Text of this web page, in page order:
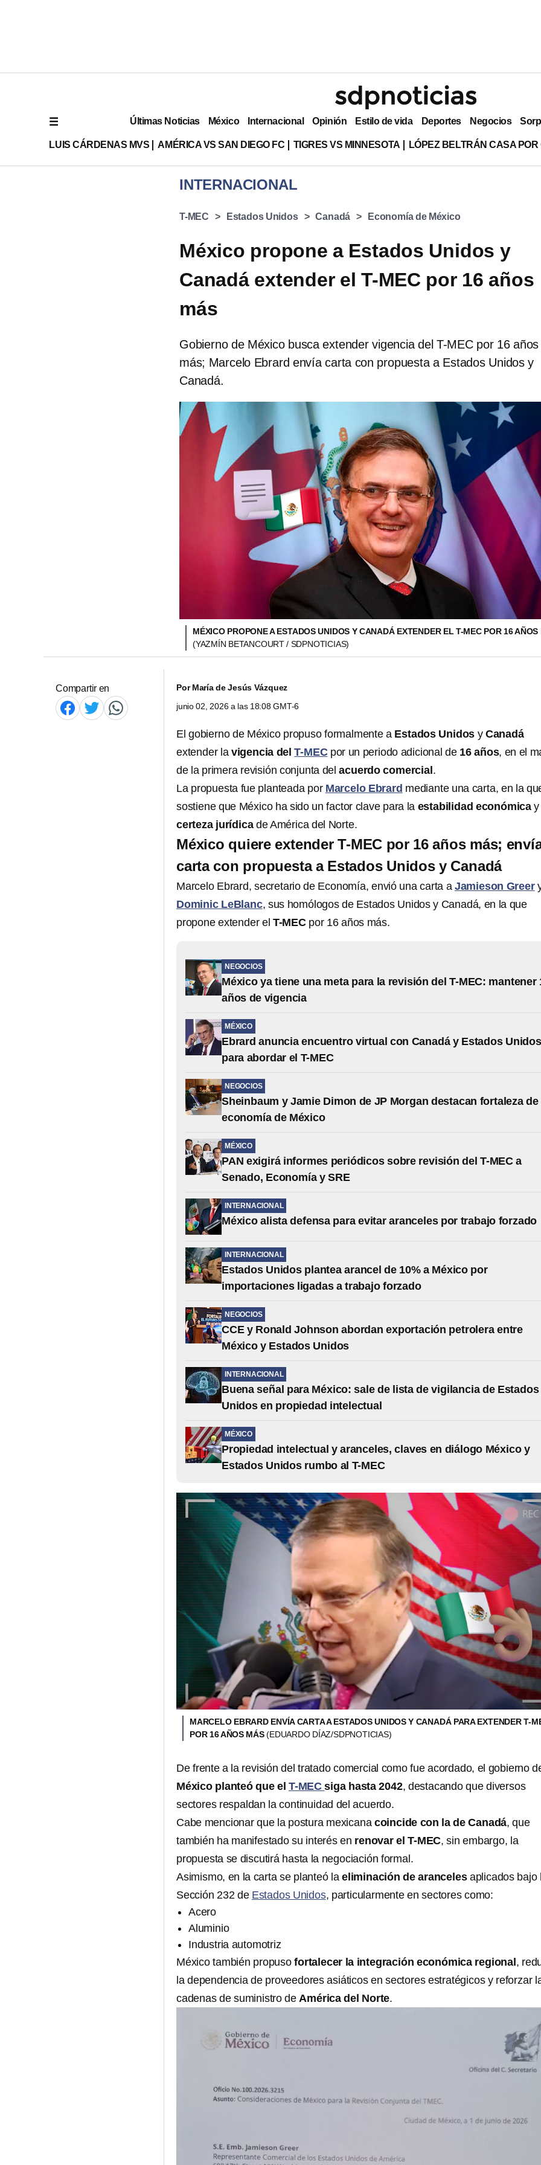
Últimas Noticias México Internacional Opinión Estilo de vida Deportes Negocios
LUIS CÁRDENAS MVS AMÉRICA VS SAN DIEGO FC TIGRES VS MINNESOTA LÓPEZ BELTRÁN CASA
INTERNACIONAL
T-MEC Estados Unidos Canadá Economía de México
México propone a Estados Unidos y
Canadá extender el T-MEC por 16 años
más
Gobierno de México busca extender vigencia del T-MEC por 16 años
más; Marcelo Ebrard envía carta con propuesta a Estados Unidos y
Canadá.
MÉXICO PROPONE A ESTADOS UNIDOS Y CANADÁ EXTENDER EL T-MEC POR 16 AÑOS
(YAZMÍN BETANCOURT / SDPNOTICIAS)
Compartir en PorMaría de Jesús Vázquez
junio 02, 2026 a las 18:08 GMT-6
El gobierno de México propuso formalmente a Estados Unidos y Canadá
extender la vigencia delT-MEC por un periodo adicional de 16 años, en el
de la primera revisión conjunta delacuerdo comercial .
La propuesta fue planteada por Marcelo Ebrard mediante una carta, en la
sostiene que México ha sido un factor clave para la estabilidad económica
certeza jurídicade América del Norte.
México quiere extender T-MEC por 16 años más;
carta con propuesta a Estados Unidos y Canadá
Marcelo Ebrard, secretario de Economía, envió una carta a Jamieson Greer
Dominic LeBlanc, sus homólogos de Estados Unidos y Canadá, en la que
propone extender el T-MECpor 16 años más.
NEGOCIOS
México ya tiene una meta para la revisión del T-MEC: mantener
años de vigencia
MÉXICO
Ebrard anuncia encuentro virtual con Canadá y Estados Unidos
para abordar el T-MEC
NEGOCIOS
Sheinbaum y Jamie Dimon de JP Morgan destacan fortaleza de
economía de México
MÉXICO
PAN exigirá informes periódicos sobre revisión del T-MEC a
Senado, Economía y SRE
INTERNACIONAL
México alista defensa para evitar aranceles por trabajo forzado
INTERNACIONAL
Estados Unidos plantea arancel de 10% a México por
importaciones ligadas a trabajo forzado
NEGOCIOS
CCE y Ronald Johnson abordan exportación petrolera entre
México y Estados Unidos
INTERNACIONAL
Buena señal para México: sale de lista de vigilancia de Estados
Unidos en propiedad intelectual
MÉXICO
Propiedad intelectual y aranceles, claves en diálogo México y
Estados Unidos rumbo al T-MEC
MARCELO EBRARD ENVÍA CARTA A ESTADOS UNIDOS Y CANADÁ PARA EXTENDER T-
POR 16 AÑOS MÁS(EDUARDO DÍAZ/SDPNOTICIAS)
De frente a la revisión del tratado comercial como fue acordado, el gobierno
México planteó que elT-MECsiga hasta 2042, destacando que diversos
sectores respaldan la continuidad del acuerdo.
Cabe mencionar que la postura mexicana coincide con la de Canadá, que
también ha manifestado su interés en renovar el T-MEC, sin embargo, la
propuesta se discutirá hasta la negociación formal.
Asimismo, en la carta se planteó la eliminación de arancelesaplicados bajo
Sección 232 de Estados Unidos, particularmente en sectores como:
Acero
Aluminio
Industria automotriz
México también propusofortalecer la integración económica regional ,
la dependencia de proveedores asiáticos en sectores estratégicos y reforzar
cadenas de suministro deAmérica del Norte.